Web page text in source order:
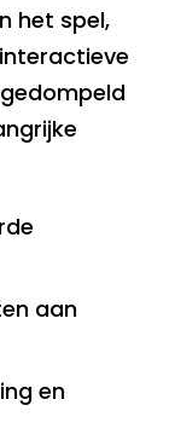
het spel,
aan
en